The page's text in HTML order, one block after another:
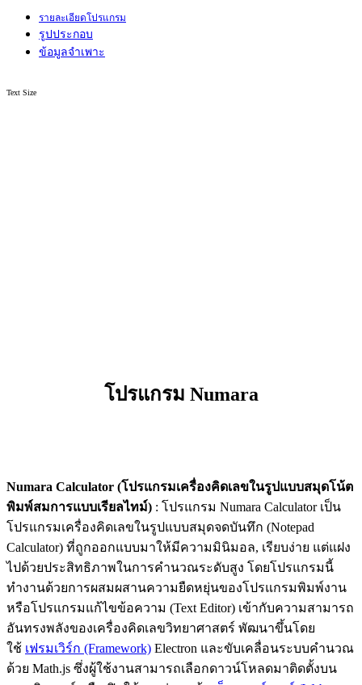
รายละเอียดโปรแกรม
รูปประกอบ
ข้อมูลจำเพาะ
Text Size
โปรแกรม Numara
Numara Calculator (โปรแกรมเครื่องคิดเลขในรูปแบบสมุดโน้ต
พิมพ์สมการแบบเรียลไทม์) : โปรแกรม Numara Calculator เป็น
โปรแกรมเครื่องคิดเลขในรูปแบบสมุดจดบันทึก (Notepad
Calculator) ที่ถูกออกแบบมาให้มีความมินิมอล, เรียบง่าย แต่แฝง
ไปด้วยประสิทธิภาพในการคำนวณระดับสูง โดยโปรแกรมนี้
ทำงานด้วยการผสมผสานความยืดหยุ่นของโปรแกรมพิมพ์งาน
หรือโปรแกรมแก้ไขข้อความ (Text Editor) เข้ากับความสามารถ
อันทรงพลังของเครื่องคิดเลขวิทยาศาสตร์ พัฒนาขึ้นโดย
ใช้ เฟรมเวิร์ก (Framework) Electron และขับเคลื่อนระบบคำนวณ
ด้วย Math.js ซึ่งผู้ใช้งานสามารถเลือกดาวน์โหลดมาติดตั้งบน